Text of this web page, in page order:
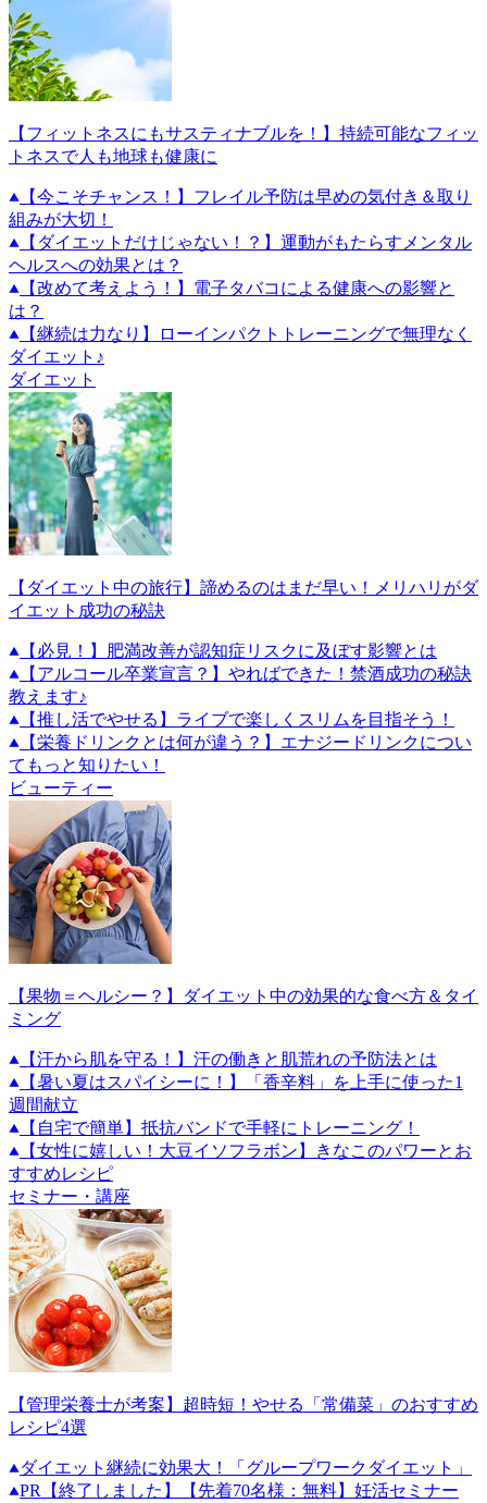
【フィットネスにもサスティナブルを！】持続可能なフィッ
トネスで人も地球も健康に
【今こそチャンス！】フレイル予防は早めの気付き＆取り
組みが大切！
【ダイエットだけじゃない！？】運動がもたらすメンタル
ヘルスへの効果とは？
【改めて考えよう！】電子タバコによる健康への影響と
は？
【継続は力なり】ローインパクトトレーニングで無理なく
ダイエット♪
ダイエット
【ダイエット中の旅行】諦めるのはまだ早い！メリハリがダ
イエット成功の秘訣
【必見！】肥満改善が認知症リスクに及ぼす影響とは
【アルコール卒業宣言？】やればできた！禁酒成功の秘訣
教えます♪
【推し活でやせる】ライブで楽しくスリムを目指そう！
【栄養ドリンクとは何が違う？】エナジードリンクについ
てもっと知りたい！
ビューティー
【果物＝ヘルシー？】ダイエット中の効果的な食べ方＆タイ
ミング
【汗から肌を守る！】汗の働きと肌荒れの予防法とは
【暑い夏はスパイシーに！】「香辛料」を上手に使った1
週間献立
【自宅で簡単】抵抗バンドで手軽にトレーニング！
【女性に嬉しい！大豆イソフラボン】きなこのパワーとお
すすめレシピ
セミナー・講座
【管理栄養士が考案】超時短！やせる「常備菜」のおすすめ
レシピ4選
ダイエット継続に効果大！「グループワークダイエット」
PR
【終了しました】【先着70名様：無料】妊活セミナー